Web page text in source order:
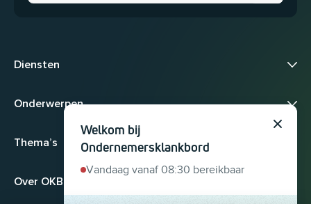
Diensten
Onderwerpen
Thema’s
Over OKB
Welkom bij
Ondernemersklankbord
Vandaag vanaf 08:30 bereikbaar
Sluit